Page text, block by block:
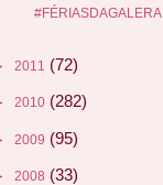
#FÉRIASDAGALERA
2011 (72)
2010 (282)
2009 (95)
2008 (33)